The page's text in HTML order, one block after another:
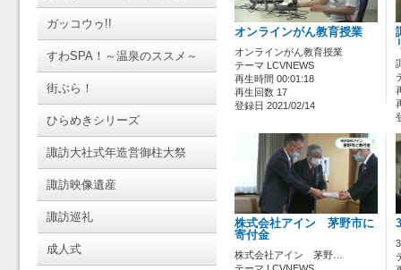
ガッコウゥ!!
すわSPA！～温泉のススメ～
街ぶら！
ひらめきシリーズ
諏訪大社式年造営御柱大祭
諏訪映像遺産
諏訪巡礼
成人式
オンラインがん教育授業
オンラインがん教育授業
テーマ LCVNEWS
再生時間 00:01:18
再生回数 17
登録日 2021/02/14
株式会社アイン 茅野市に
寄付金
株式会社アイン 茅野…